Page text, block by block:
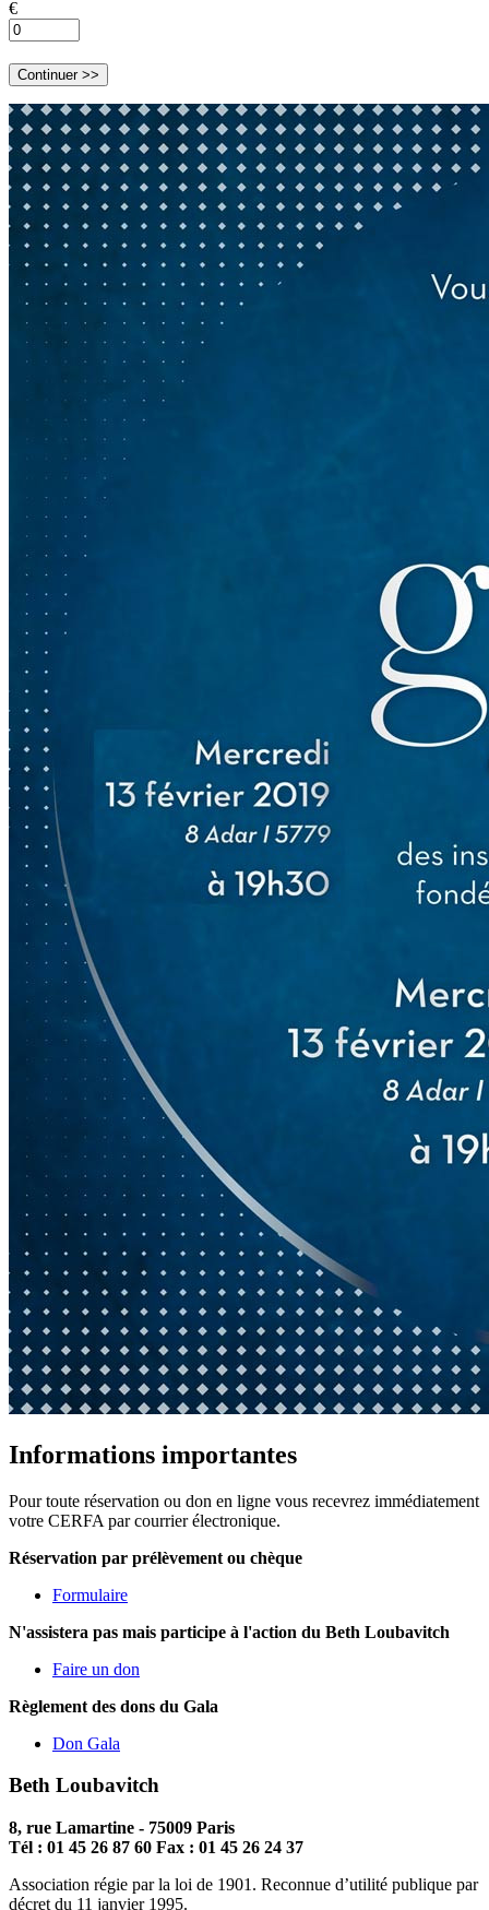
€
Continuer >>
Informations importantes
Pour toute réservation ou don en ligne vous recevrez immédiatement
votre CERFA par courrier électronique.
Réservation par prélèvement ou chèque
Formulaire
N'assistera pas mais participe à l'action du Beth Loubavitch
Faire un don
Règlement des dons du Gala
Don Gala
Beth Loubavitch
8, rue Lamartine - 75009 Paris
Tél : 01 45 26 87 60 Fax : 01 45 26 24 37
Association régie par la loi de 1901. Reconnue d’utilité publique par
décret du 11 janvier 1995.